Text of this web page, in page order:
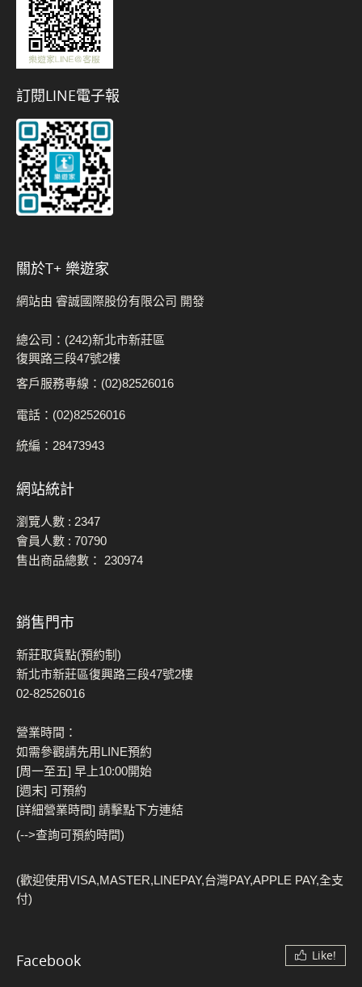
訂閱LINE電子報
關於t+ 樂遊家
網站由 睿誠國際股份有限公司 開發
總公司：(242)新北市新莊區
復興路三段47號2樓
客戶服務專線：(02)82526016
電話：(02)82526016
統編：28473943
網站統計
瀏覽人數 : 2347
會員人數 : 70790
售出商品總數： 230974
銷售門市
新莊取貨點(預約制)
新北市新莊區復興路三段47號2樓
02-82526016
營業時間：
如需參觀請先用LINE預約
[周一至五] 早上10:00開始
[週末] 可預約
[詳細營業時間] 請擊點下方連結
(-->查詢可預約時間)
(歡迎使用VISA,MASTER,LINEPAY,台灣PAY,APPLE PAY,全支
付)
Facebook Like!